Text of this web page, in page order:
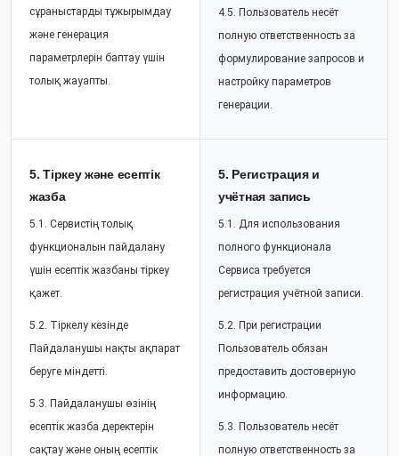
сұраныстарды тұжырымдау
және генерация
параметрлерін баптау үшін
толық жауапты.
4.5. Пользователь несёт
полную ответственность за
формулирование запросов и
настройку параметров
генерации.
5. Тіркеу және есептік
жазба
5.1. Сервистің толық
функционалын пайдалану
үшін есептік жазбаны тіркеу
қажет.
5.2. Тіркелу кезінде
Пайдаланушы нақты ақпарат
беруге міндетті.
5.3. Пайдаланушы өзінің
есептік жазба деректерін
сақтау және оның есептік
5. Регистрация и
учётная запись
5.1. Для использования
полного функционала
Сервиса требуется
регистрация учётной записи.
5.2. При регистрации
Пользователь обязан
предоставить достоверную
информацию.
5.3. Пользователь несёт
полную ответственность за